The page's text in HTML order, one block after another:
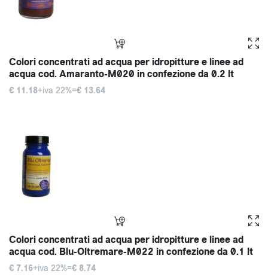
Colori concentrati ad acqua per idropitture e linee ad
acqua cod. Amaranto-M020 in confezione da 0.2 lt
€ 11.18+iva 22%=€ 13.64
Colori concentrati ad acqua per idropitture e linee ad
acqua cod. Blu-Oltremare-M022 in confezione da 0.1 lt
€ 7.16+iva 22%=€ 8.74